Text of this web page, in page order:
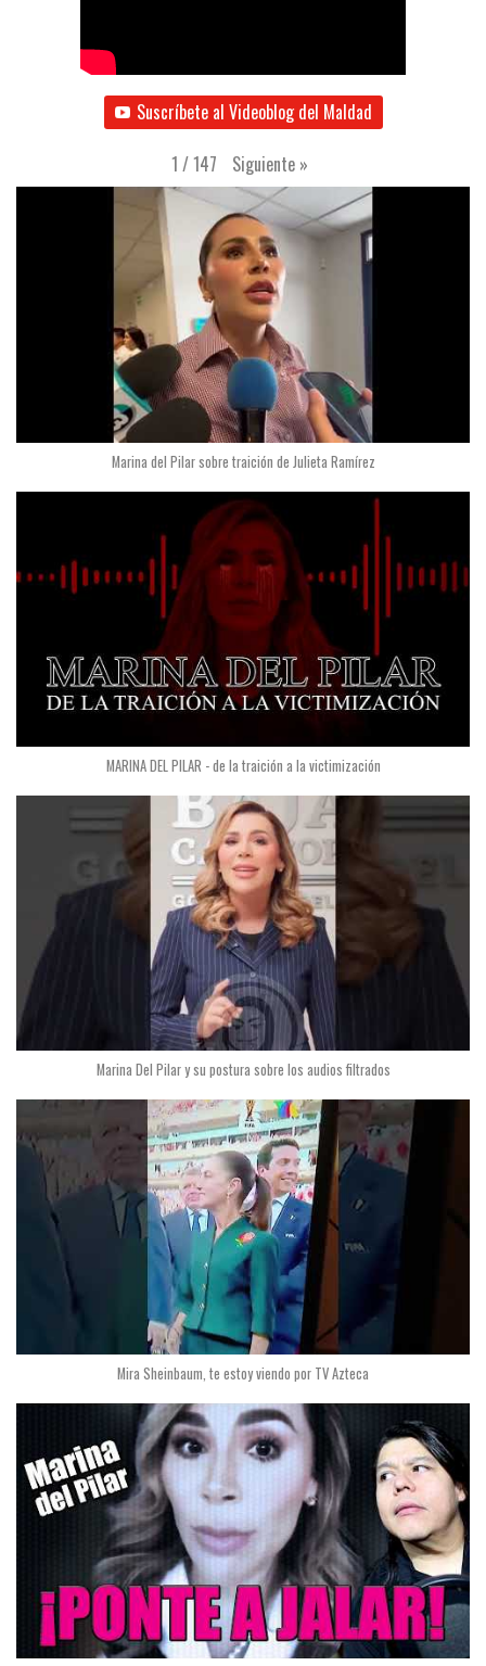
Suscríbete al Videoblog del Maldad
1 /147 Siguiente »
Marina del Pilar sobre traición de Julieta Ramírez
MARINA DEL PILAR - de la traición a la victimización
Marina Del Pilar y su postura sobre los audios filtrados
Mira Sheinbaum, te estoy viendo por TV Azteca